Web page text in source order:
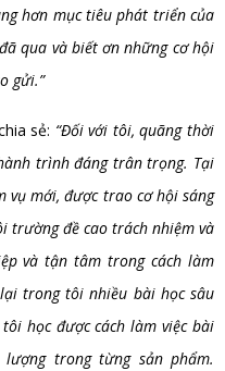
hơn mục tiêu phát triển của
qua và biết ơn những cơ hội
gửi.”
sẻ: “Đối với tôi, quãng thời
trình đáng trân trọng. Tại
vụ mới, được trao cơ hội sáng
trường đề cao trách nhiệm và
và tận tâm trong cách làm
trong tôi nhiều bài học sâu
học được cách làm việc bài
trong từng sản phẩm.